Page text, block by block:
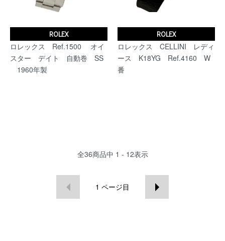
ROLEX
ロレックス Ref.1500 オイ
スター デイト 自動巻 SS
1960年製
ROLEX
ロレックス CELLINI レディ
ース K18YG Ref.4160 W
番
全36商品中 1 - 12表示
1 ページ目